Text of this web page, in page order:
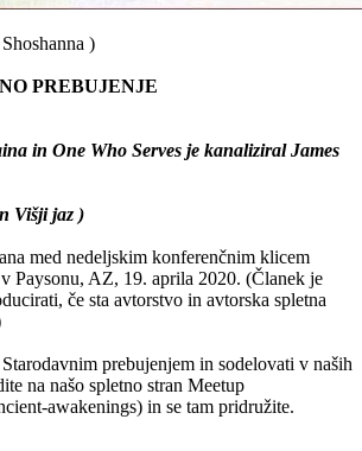
)
PREBUJENJE
in One Who Serves je kanaliziral James
Višji jaz )
med nedeljskim konferenčnim klicem
Paysonu, AZ, 19. aprila 2020. (Članek je
če sta avtorstvo in avtorska spletna
prebujenjem in sodelovati v naših
na našo spletno stran Meetup
awakenings) in se tam pridružite.